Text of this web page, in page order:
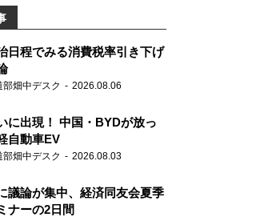
日程でみる消費税率引き下げ
部畑中デスク 2026.08.06
に出現！ 中国・BYDが放っ
自動車EV
部畑中デスク 2026.08.03
議論が集中、経済同友会夏季
ナーの2日間